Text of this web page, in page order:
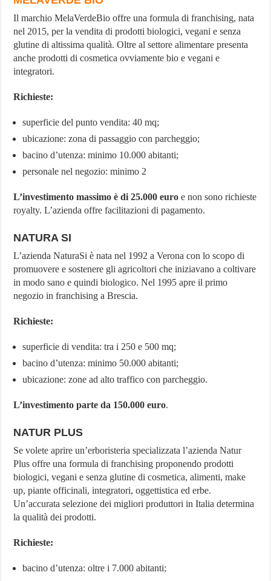
Il marchio MelaVerdeBio offre una formula di franchising, nata
nel 2015, per la vendita di prodotti biologici, vegani e senza
glutine di altissima qualità. Oltre al settore alimentare presenta
anche prodotti di cosmetica ovviamente bio e vegani e
integratori.
Richieste:
superficie del punto vendita: 40 mq;
ubicazione: zona di passaggio con parcheggio;
bacino d’utenza: minimo 10.000 abitanti;
personale nel negozio: minimo 2
L’investimento massimo è di 25.000 euro e non sono richieste
royalty. L’azienda offre facilitazioni di pagamento.
NATURA SI
L’azienda NaturaSi è nata nel 1992 a Verona con lo scopo di
promuovere e sostenere gli agricoltori che iniziavano a coltivare
in modo sano e quindi biologico. Nel 1995 apre il primo
negozio in franchising a Brescia.
Richieste:
superficie di vendita: tra i 250 e 500 mq;
bacino d’utenza: minimo 50.000 abitanti;
ubicazione: zone ad alto traffico con parcheggio.
L’investimento parte da 150.000 euro.
NATUR PLUS
Se volete aprire un’erboristeria specializzata l’azienda Natur
Plus offre una formula di franchising proponendo prodotti
biologici, vegani e senza glutine di cosmetica, alimenti, make
up, piante officinali, integratori, oggettistica ed erbe.
Un’accurata selezione dei migliori produttori in Italia determina
la qualità dei prodotti.
Richieste:
bacino d’utenza: oltre i 7.000 abitanti;